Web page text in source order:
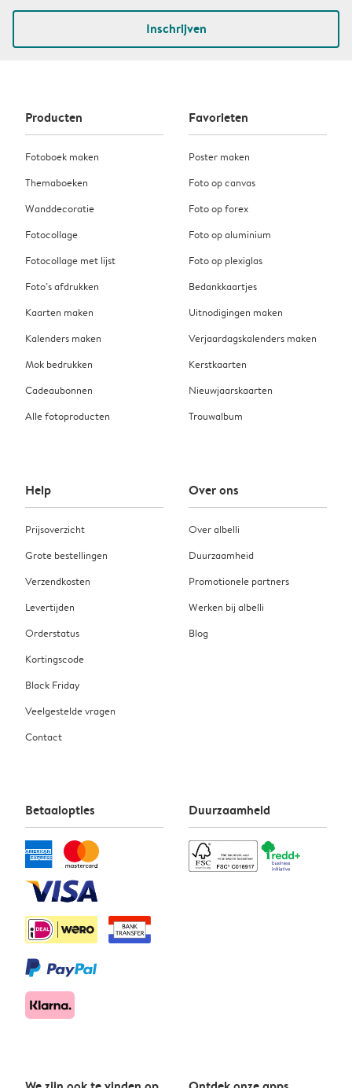
Inschrijven
Producten
Fotoboek maken
Themaboeken
Wanddecoratie
Fotocollage
Fotocollage met lijst
Foto’s afdrukken
Kaarten maken
Kalenders maken
Mok bedrukken
Cadeaubonnen
Alle fotoproducten
Favorieten
Poster maken
Foto op canvas
Foto op forex
Foto op aluminium
Foto op plexiglas
Bedankkaartjes
Uitnodigingen maken
Verjaardagskalenders maken
Kerstkaarten
Nieuwjaarskaarten
Trouwalbum
Help
Prijsoverzicht
Grote bestellingen
Verzendkosten
Levertijden
Orderstatus
Kortingscode
Black Friday
Veelgestelde vragen
Contact
Over ons
Over albelli
Duurzaamheid
Promotionele partners
Werken bij albelli
Blog
Betaalopties Duurzaamheid